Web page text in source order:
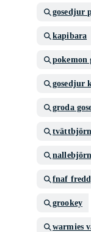
gosedjur
kapibara
pokemon
gosedjur
groda
fnaf
grookey
warmies